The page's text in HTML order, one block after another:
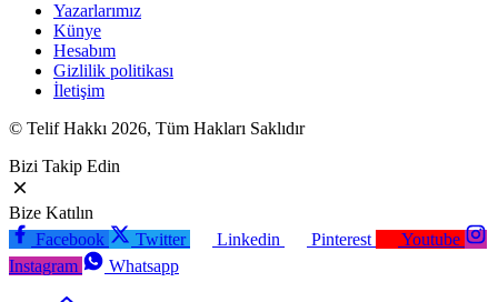
Yazarlarımız
Künye
Hesabım
Gizlilik politikası
İletişim
© Telif Hakkı 2026, Tüm Hakları Saklıdır
Bizi Takip Edin
Bize Katılın
Facebook
Twitter Linkedin Pinterest
Youtube
Instagram
Whatsapp